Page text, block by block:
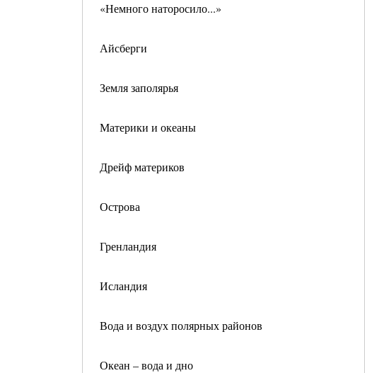
«Немного наторосило...»
Айсберги
Земля заполярья
Материки и океаны
Дрейф материков
Острова
Гренландия
Исландия
Вода и воздух полярных районов
Океан – вода и дно